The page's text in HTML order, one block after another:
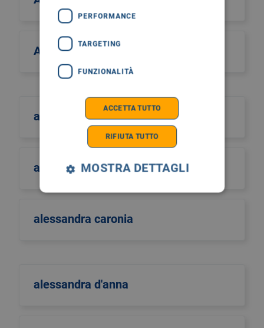
Alcos Zahar
aldo scarpa
aldo sinigaglia
alessandra caronia
alessandra d'anna
PERFORMANCE
TARGETING
FUNZIONALITÀ
ACCETTA TUTTO
RIFIUTA TUTTO
MOSTRA DETTAGLI